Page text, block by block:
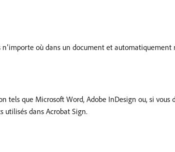
où dans un document et automatiquement
que Microsoft Word, Adobe InDesign ou, si vous
dans Acrobat Sign.